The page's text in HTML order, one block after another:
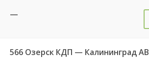
—
566 Озерск КДП — Калининград АВ